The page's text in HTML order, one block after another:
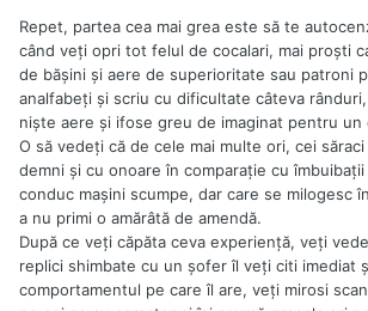
Repet, partea cea mai grea este să te
când veţi opri tot felul de cocalari, mai proşti
de băşini şi aere de superioritate sau patroni
analfabeţi şi scriu cu dificultate câteva
nişte aere şi ifose greu de imaginat pentru un
O să vedeţi că de cele mai multe ori, cei
demni şi cu onoare în comparaţie cu
conduc maşini scumpe, dar care se milogesc
a nu primi o amărâtă de amendă.
După ce veţi căpăta ceva experienţă, veţi
replici shimbate cu un şofer îl veţi citi imediat
comportamentul pe care îl are, veţi mirosi